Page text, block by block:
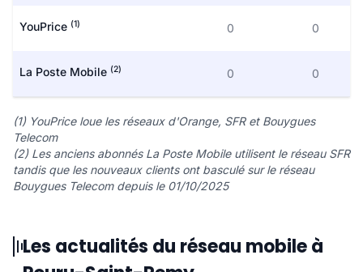
YouPrice (1) 0 0
La Poste Mobile (2) 0 0
(1) YouPrice loue les réseaux d'Orange, SFR et Bouygues
Telecom
(2) Les anciens abonnés La Poste Mobile utilisent le réseau SFR
tandis que les nouveaux clients ont basculé sur le réseau
Bouygues Telecom depuis le 01/10/2025
Les actualités du réseau mobile à